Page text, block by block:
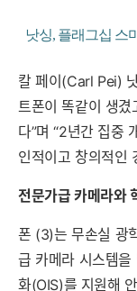
낫싱, 플래그십 스
칼 페이(Carl Pei)
트폰이 똑같이 생
다”며 “2년간 집중
인적이고 창의적인
전문가급 카메라와
폰 (3)는 무손실 광
급 카메라 시스템을
화(OIS)를 지원해